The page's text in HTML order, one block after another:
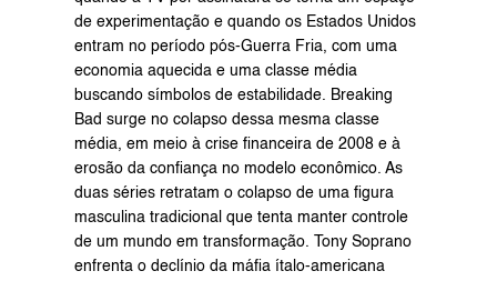
de experimentação e quando os Estados Unidos
entram no período pós-Guerra Fria, com uma
economia aquecida e uma classe média
buscando símbolos de estabilidade. Breaking
Bad surge no colapso dessa mesma classe
média, em meio à crise financeira de 2008 e à
erosão da confiança no modelo econômico. As
duas séries retratam o colapso de uma figura
masculina tradicional que tenta manter controle
de um mundo em transformação. Tony Soprano
enfrenta o declínio da máfia ítalo-americana